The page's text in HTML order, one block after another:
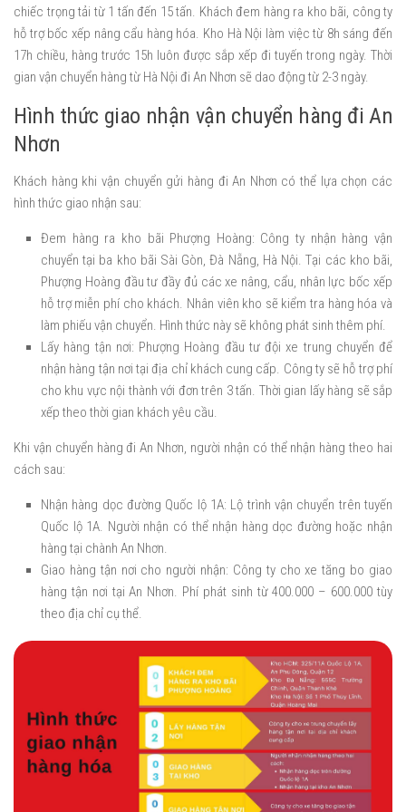
chiếc trọng tải từ 1 tấn đến 15 tấn. Khách đem hàng ra kho bãi, công ty
hỗ trợ bốc xếp nâng cẩu hàng hóa. Kho Hà Nội làm việc từ 8h sáng đến
17h chiều, hàng trước 15h luôn được sắp xếp đi tuyến trong ngày. Thời
gian vận chuyển hàng từ Hà Nội đi An Nhơn sẽ dao động từ 2-3 ngày.
Hình thức giao nhận vận chuyển hàng đi An
Nhơn
Khách hàng khi vận chuyển gửi hàng đi An Nhơn có thể lựa chọn các
hình thức giao nhận sau:
Đem hàng ra kho bãi Phượng Hoàng: Công ty nhận hàng vận
chuyển tại ba kho bãi Sài Gòn, Đà Nẵng, Hà Nội. Tại các kho bãi,
Phượng Hoàng đầu tư đầy đủ các xe nâng, cẩu, nhân lực bốc xếp
hỗ trợ miễn phí cho khách. Nhân viên kho sẽ kiểm tra hàng hóa và
làm phiếu vận chuyển. Hình thức này sẽ không phát sinh thêm phí.
Lấy hàng tận nơi: Phượng Hoàng đầu tư đội xe trung chuyển để
nhận hàng tận nơi tại địa chỉ khách cung cấp. Công ty sẽ hỗ trợ phí
cho khu vực nội thành với đơn trên 3 tấn. Thời gian lấy hàng sẽ sắp
xếp theo thời gian khách yêu cầu.
Khi vận chuyển hàng đi An Nhơn, người nhận có thể nhận hàng theo hai
cách sau:
Nhận hàng dọc đường Quốc lộ 1A: Lộ trình vận chuyển trên tuyến
Quốc lộ 1A. Người nhận có thể nhận hàng dọc đường hoặc nhận
hàng tại chành An Nhơn.
Giao hàng tận nơi cho người nhận: Công ty cho xe tăng bo giao
hàng tận nơi tại An Nhơn. Phí phát sinh từ 400.000 – 600.000 tùy
theo địa chỉ cụ thể.